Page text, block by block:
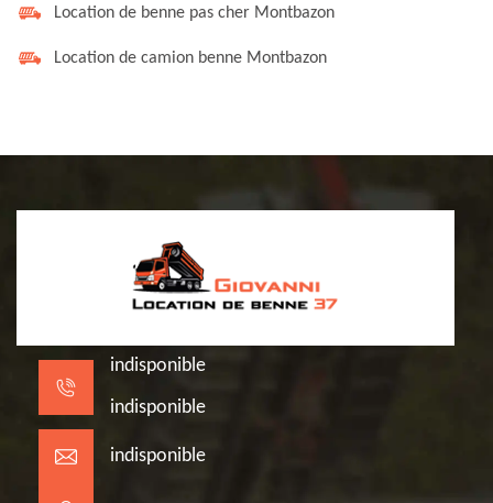
Location de benne pas cher Montbazon
Location de camion benne Montbazon
indisponible
indisponible
indisponible